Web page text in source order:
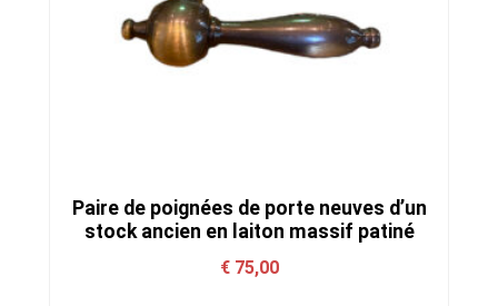
Paire de poignées de porte neuves d’un
stock ancien en laiton massif patiné
€75,00